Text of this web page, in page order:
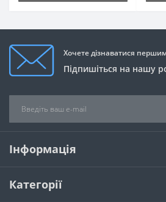
Хочете дізнаватися
Підпишіться на нашу
Інформація
Категорії